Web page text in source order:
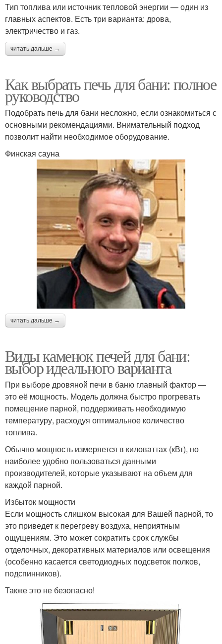
Тип топлива или источник тепловой энергии — один из
главных аспектов. Есть три варианта: дрова,
электричество и газ.
читать дальше →
Как выбрать печь для бани: полное
руководство
Подобрать печь для бани несложно, если ознакомиться с
основными рекомендациями. Внимательный подход
позволит найти необходимое оборудование.
Финская сауна
читать дальше →
Виды каменок печей для бани:
выбор идеального варианта
При выборе дровяной печи в баню главный фактор —
это её мощность. Модель должна быстро прогревать
помещение парной, поддерживать необходимую
температуру, расходуя оптимальное количество
топлива.
Обычно мощность измеряется в киловаттах (кВт), но
наиболее удобно пользоваться данными
производителей, которые указывают на объем для
каждой парной.
Избыток мощности
Если мощность слишком высокая для Вашей парной, то
это приведет к перегреву воздуха, неприятным
ощущениям. Это может сократить срок службы
отделочных, декоративных материалов или освещения
(особенно касается светодиодных подсветок полков,
подспинников).
Также это не безопасно!